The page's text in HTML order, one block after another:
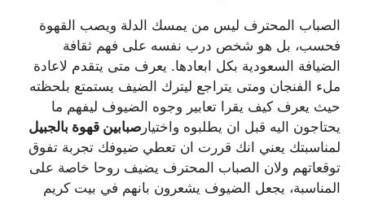
الصباب المحترف ليس من يمسك الدلة ويصب القهوة
فحسب، بل هو شخص درب نفسه على فهم ثقافة
الضيافة السعودية بكل ابعادها. يعرف متى يتقدم لاعادة
ملء الفنجان ومتى يتراجع ليترك الضيف يستمتع بلحظته
حيث يعرف كيف يقرا تعابير وجوه الضيوف ليفهم ما
يحتاجون اليه قبل ان يطلبوه واختيار صبابين قهوة بالجبيل
لمناسبتك يعني انك قررت ان تعطي ضيوفك تجربة تفوق
توقعاتهم ولان الصباب المحترف يضيف روحا خاصة على
المناسبة، يجعل الضيوف يشعرون بانهم في بيت كريم